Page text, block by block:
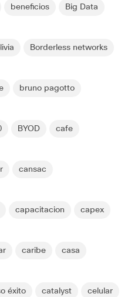
beneficios Big Data
Borderless networks
bruno pagotto
BYOD cafe
cansac
capacitacion capex
caribe casa
éxito catalyst celular